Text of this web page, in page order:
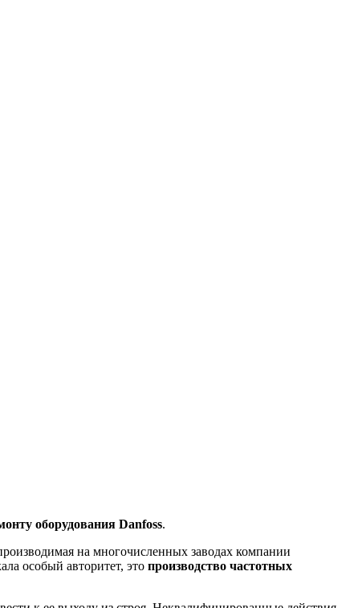
оборудования Danfoss.
на многочисленных заводах компании
особый авторитет, это производство частотных